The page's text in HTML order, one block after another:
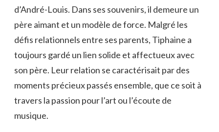
d’André-Louis. Dans ses souvenirs, il demeure un
père aimant et un modèle de force. Malgré les
défis relationnels entre ses parents, Tiphaine a
toujours gardé un lien solide et affectueux avec
son père. Leur relation se caractérisait par des
moments précieux passés ensemble, que ce soit à
travers la passion pour l’art ou l’écoute de
musique.